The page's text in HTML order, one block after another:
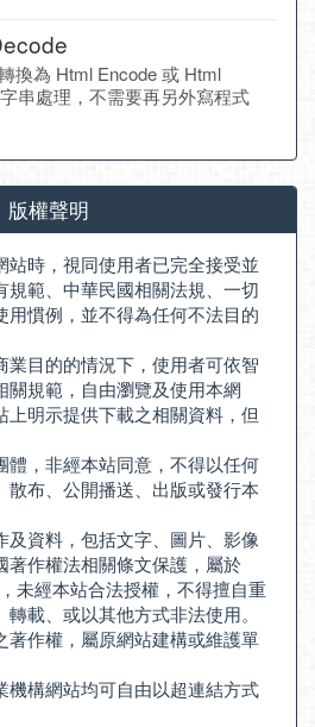
換為 Html Encode 或 Html
串處理，不需要再另外寫程式
版權聲明
站時，視同使用者已完全接受並
規範、中華民國相關法規、一切
用慣例，並不得為任何不法目的
業目的的情況下，使用者可依智
關規範，自由瀏覽及使用本網
上明示提供下載之相關資料，但
體，非經本站同意，不得以任何
散布、公開播送、出版或發行本
及資料，包括文字、圖片、影像
著作權法相關條文保護，屬於
未經本站合法授權，不得擅自重
載、或以其他方式非法使用。
著作權，屬原網站建構或維護單
機構網站均可自由以超連結方式